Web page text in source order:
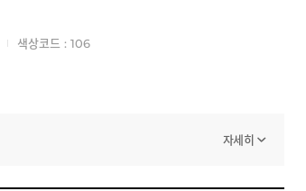
색상코드 : 106
자세히